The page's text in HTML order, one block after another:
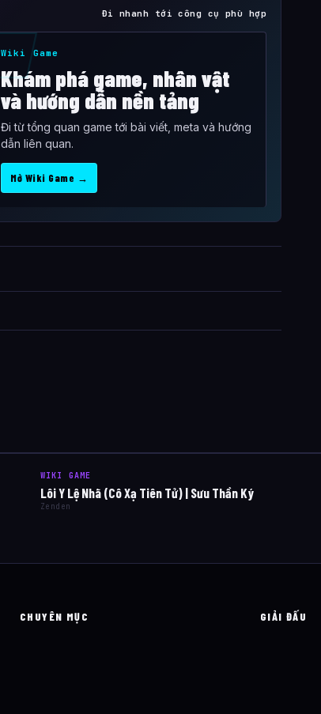
Đi nhanh tới công cụ phù hợp
Wiki Game
Khám phá game, nhân vật
và hướng dẫn nền tảng
Đi từ tổng quan game tới bài viết, meta và hướng
dẫn liên quan.
Mở Wiki Game →
WIKI GAME
Lôi Y Lệ Nhã (Cô Xạ Tiên Tử) | Sưu Thần Ký
Zenden
CHUYÊN MỤC GIẢI ĐẤU